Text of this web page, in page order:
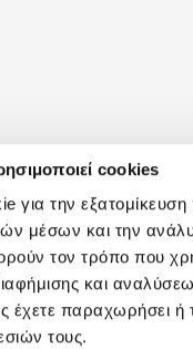
cookies
για την
μέσων και την
τον τρόπο που
και
έχετε παραχωρήσει ή
τους.
ΩΡΕΣ